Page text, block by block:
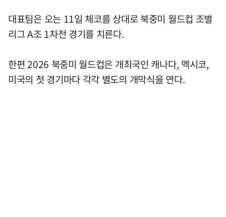
대표팀은 오는 11일 체코를 상대로 북중미 월드컵 조별
리그 A조 1차전 경기를 치른다.
한편 2026 북중미 월드컵은 개최국인 캐나다, 멕시코,
미국의 첫 경기마다 각각 별도의 개막식을 연다.